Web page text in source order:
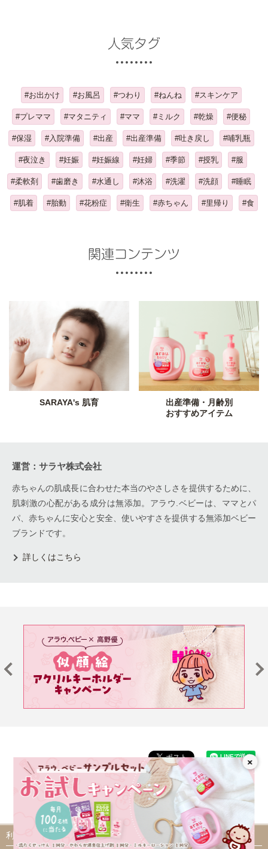
×
人気タグ
#お出かけ #お風呂 #つわり #ねんね #スキンケア
#プレママ #マタニティ #ママ #ミルク #乾燥 #便秘
#保湿 #入院準備 #出産 #出産準備 #吐き戻し #哺乳瓶
#夜泣き #妊娠 #妊娠線 #妊婦 #季節 #授乳 #服
#柔軟剤 #歯磨き #水通し #沐浴 #洗濯 #洗顔 #睡眠
#肌着 #胎動 #花粉症 #衛生 #赤ちゃん #里帰り #食
関連コンテンツ
SARAYA's 肌育
出産準備・月齢別
おすすめアイテム
運営：サラヤ株式会社
赤ちゃんの肌成長に合わせた本当のやさしさを提供するために、
肌刺激の心配がある成分は無添加。アラウ.ベビーは、ママとパ
パ、赤ちゃんに安心と安全、使いやすさを提供する無添加ベビー
ブランドです。
詳しくはこちら
利用規約